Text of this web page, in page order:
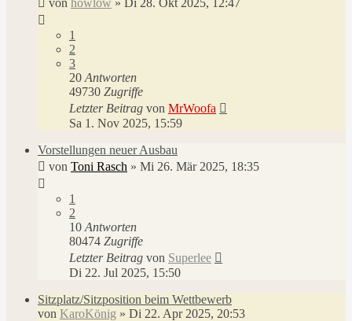
von howlow » Di 28. Okt 2025, 12:47
1
2
3
20 Antworten
49730 Zugriffe
Letzter Beitrag von MrWoofa
Sa 1. Nov 2025, 15:59
Vorstellungen neuer Ausbau
von Toni Rasch » Mi 26. Mär 2025, 18:35
1
2
10 Antworten
80474 Zugriffe
Letzter Beitrag von Superlee
Di 22. Jul 2025, 15:50
Sitzplatz/Sitzposition beim Wettbewerb
von KaroKönig » Di 22. Apr 2025, 20:53